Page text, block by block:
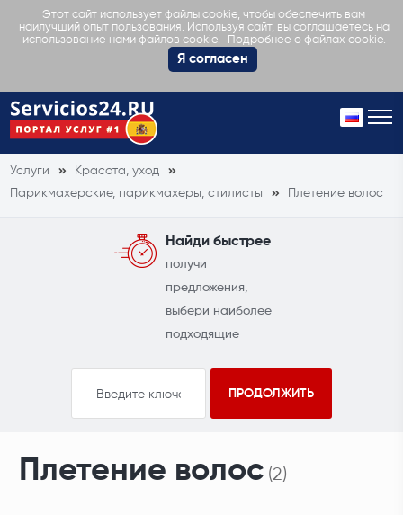
Этот сайт использует файлы cookie, чтобы обеспечить вам
наилучший опыт пользования. Используя сайт, вы соглашаетесь на
использование нами файлов cookie.
Подробнее о файлах cookie.
Я согласен
Услуги
Красота, уход
Парикмахерские, парикмахеры, стилисты
Плетение волос
Найди быстрее
получи
предложения,
выбери наиболее
подходящие
Плетение волос (2)